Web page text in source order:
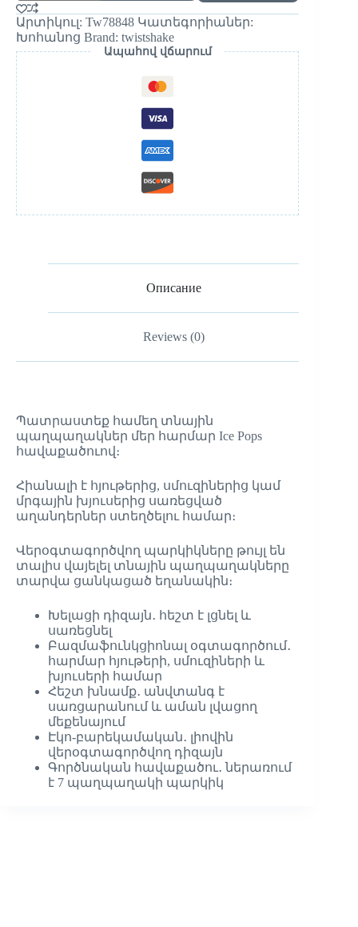
Արտիկուլ: Tw78848 Կատեգորիաներ:
Խոհանոց Brand: twistshake
Ապահով վճարում
Описание
Reviews (0)
Պատրաստեք համեղ տնային
պաղպաղակներ մեր հարմար Ice Pops
հավաքածուով։
Հիանալի է հյութերից, սմուզիներից կամ
մրգային խյուսերից սառեցված
աղանդերներ ստեղծելու համար։
Վերօգտագործվող պարկիկները թույլ են
տալիս վայելել տնային պաղպաղակները
տարվա ցանկացած եղանակին։
Խելացի դիզայն․ հեշտ է լցնել և
սառեցնել
Բազմաֆունկցիոնալ օգտագործում․
հարմար հյութերի, սմուզիների և
խյուսերի համար
Հեշտ խնամք․ անվտանգ է
սառցարանում և աման լվացող
մեքենայում
Էկո-բարեկամական․ լիովին
վերօգտագործվող դիզայն
Գործնական հավաքածու․ ներառում
է 7 պաղպաղակի պարկիկ